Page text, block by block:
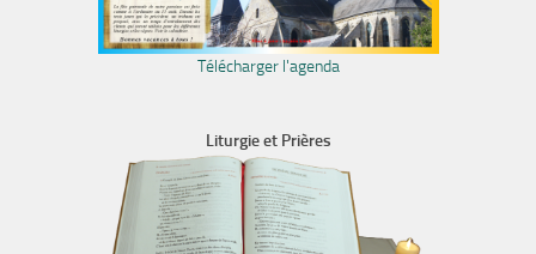
Télécharger l'agenda
Liturgie et Prières